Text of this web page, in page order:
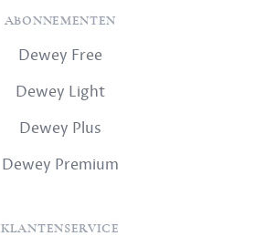
ABONNEMENTEN
Dewey Free
Dewey Light
Dewey Plus
Dewey Premium
KLANTENSERVICE